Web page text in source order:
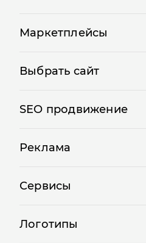
Маркетплейсы
Выбрать сайт
SEO продвижение
Реклама
Сервисы
Логотипы